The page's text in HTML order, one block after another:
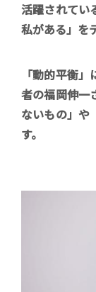
活躍されてい
私がある」を
「動的平衡
者の福岡伸一
ないもの」や
す。